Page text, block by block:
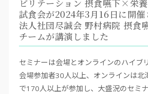
ビリテーション 摂食嚥下×栄
試食会が2024年3月16日に開
法人社団尽誠会 野村病院 摂食
チームが講演しました
セミナーは会場とオンラインのハイブ
会場参加者30人以上、オンラインは北
で170人以上が参加し、大盛況のセミ